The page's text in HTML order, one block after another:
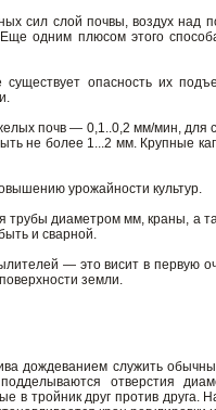
сил слой почвы, воздух над
одним плюсом этого
опасность их
почв — 0,1..0,2 мм/мин, для
не более 1...2 мм. Крупные
урожайности культур.
трубы диаметром мм, краны, а
и сварной.
— это висит в первую
земли.
дождеванием служить
отверстия
в тройник друг против друга.